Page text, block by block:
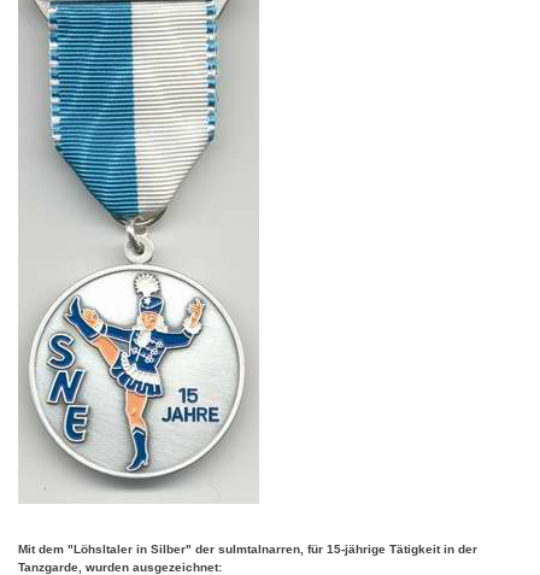
Mit dem "Löhsltaler in Silber" der sulmtalnarren, für 15-jährige Tätigkeit in der
Tanzgarde, wurden ausgezeichnet: